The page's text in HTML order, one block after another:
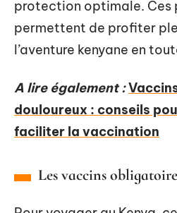
protection optimale. Ces
permettent de profiter
l’aventure kenyane en
A lire également :
douloureux : conseils
faciliter la vaccination
Les vaccins